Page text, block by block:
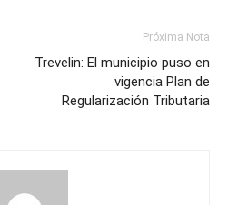
Próxima Nota
Trevelin: El municipio puso en
vigencia Plan de
Regularización Tributaria